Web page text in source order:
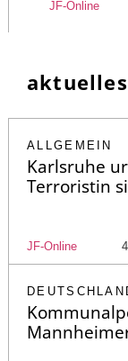
JF-Online
aktuelles
ALLGEMEIN
Karlsruhe
Terroristin
JF-Online 4